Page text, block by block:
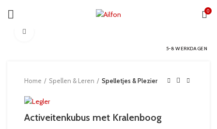
0
5-8 WERKDAGEN
Home Spellen & Leren Spelletjes & Plezier
Activeitenkubus met Kralenboog